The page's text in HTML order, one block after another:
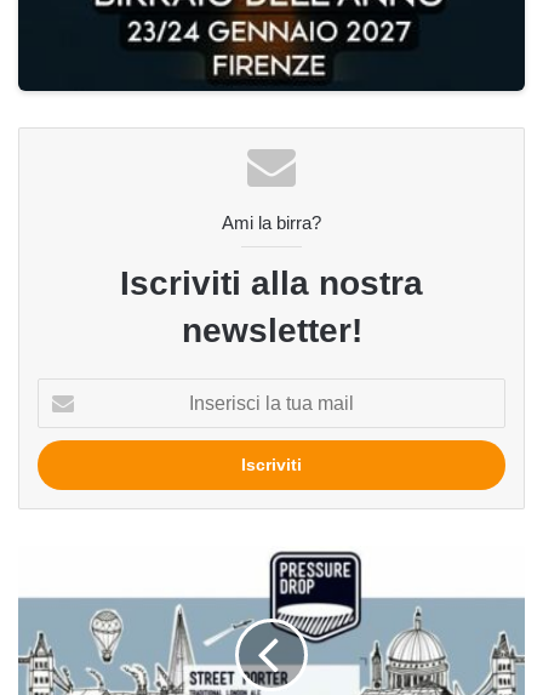
Ami la birra?
Iscriviti alla nostra
newsletter!
tua
mail
birrificio
Pressure
Drop